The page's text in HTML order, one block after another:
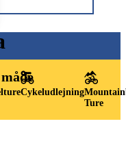
Cykeludlejning
Ture